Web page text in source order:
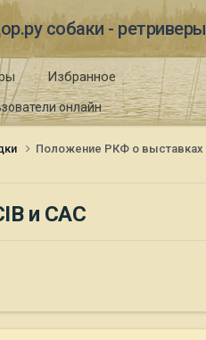
собаки - ретриверы
онлайн
Избранное
Положение РКФ о выставках
и CAC